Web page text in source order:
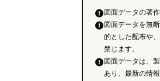
図面データの著
図面データを無
的とした配布や
禁じます。
図面データは、
あり、最新の情